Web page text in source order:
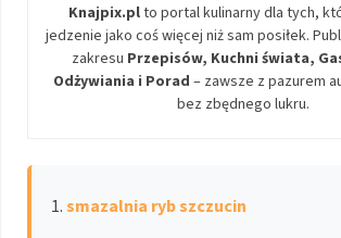
Knajpix.plto portal kulinarny dla tych,
jedzenie jako coś więcej niż sam posiłek.
zakresu Przepisów, Kuchni świata,
Odżywiania i Porad – zawsze z pazurem
bez zbędnego lukru.
smazalnia ryb szczucin